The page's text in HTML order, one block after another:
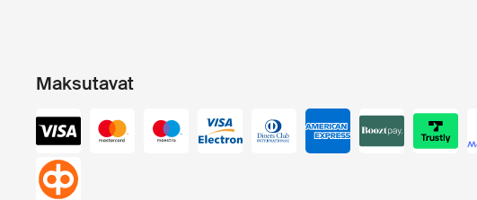
Maksutavat